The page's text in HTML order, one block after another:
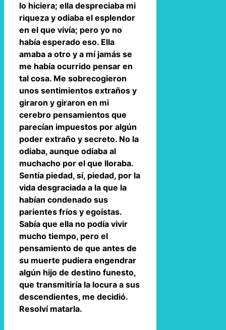
lo hiciera; ella despreciaba mi
riqueza y odiaba el esplendor
en el que vivía; pero yo no
había esperado eso. Ella
amaba a otro y a mí jamás se
me había ocurrido pensar en
tal cosa. Me sobrecogieron
unos sentimientos extraños y
giraron y giraron en mi
cerebro pensamientos que
parecían impuestos por algún
poder extraño y secreto. No la
odiaba, aunque odiaba al
muchacho por el que lloraba.
Sentía piedad, sí, piedad, por la
vida desgraciada a la que la
habían condenado sus
parientes fríos y egoístas.
Sabía que ella no podía vivir
mucho tiempo, pero el
pensamiento de que antes de
su muerte pudiera engendrar
algún hijo de destino funesto,
que transmitiría la locura a sus
descendientes, me decidió.
Resolví matarla.